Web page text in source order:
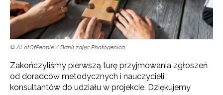
© ALotOfPeople / Bank zdjęć Photogenica
Zakończyliśmy pierwszą turę przyjmowania zgłoszeń
od doradców metodycznych i nauczycieli
konsultantów do udziału w projekcie. Dziękujemy